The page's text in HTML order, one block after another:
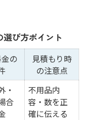
び方ポイント
の
見積もり時
の注意点
・
合
不用品内
容・数を正
確に伝える